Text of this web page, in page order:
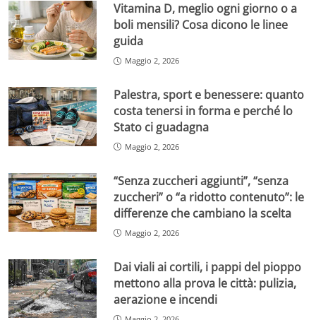
Vitamina D, meglio ogni giorno o a
boli mensili? Cosa dicono le linee
guida
Maggio 2, 2026
Palestra, sport e benessere: quanto
costa tenersi in forma e perché lo
Stato ci guadagna
Maggio 2, 2026
“Senza zuccheri aggiunti”, “senza
zuccheri” o “a ridotto contenuto”: le
differenze che cambiano la scelta
Maggio 2, 2026
Dai viali ai cortili, i pappi del pioppo
mettono alla prova le città: pulizia,
aerazione e incendi